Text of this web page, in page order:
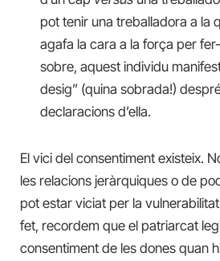
pot tenir una treballadora a la
agafa la cara a la força per
sobre, aquest individu
desig” (quina sobrada!)
declaracions d’ella.
El vici del consentiment existeix.
les relacions jeràrquiques o de
pot estar viciat per la
fet, recordem que el patriarcat
consentiment de les dones quan